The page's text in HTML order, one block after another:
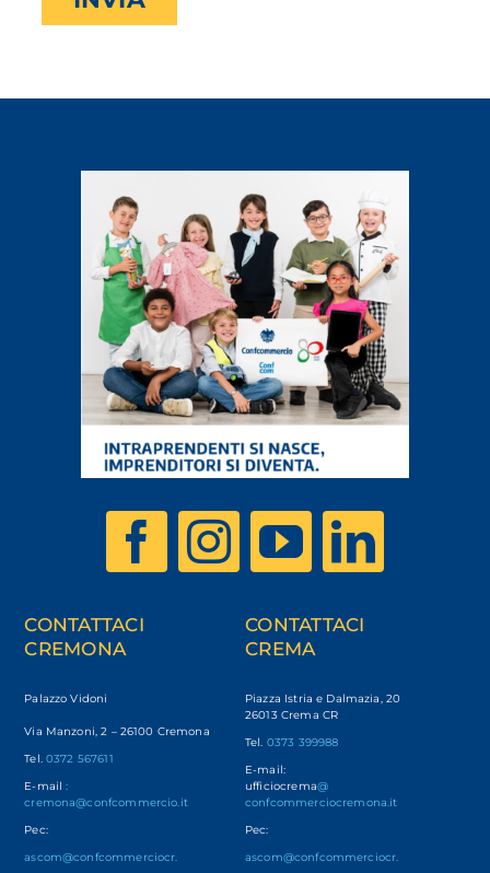
CONTATTACI
CREMONA
Palazzo Vidoni
Via Manzoni, 2 – 26100 Cremona
Tel. 0372 567611
E-mail:
cremona@confcommercio.it
Pec:
ascom@confcommerciocr.
CONTATTACI
CREMA
Piazza Istria e Dalmazia, 20
26013 Crema CR
Tel. 0373 399988
E-mail:
ufficiocrema@
confcommerciocremona.it
Pec:
ascom@confcommerciocr.